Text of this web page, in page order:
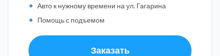
Авто к нужному времени на ул. Гагарина
Помощь с подъемом
Заказать